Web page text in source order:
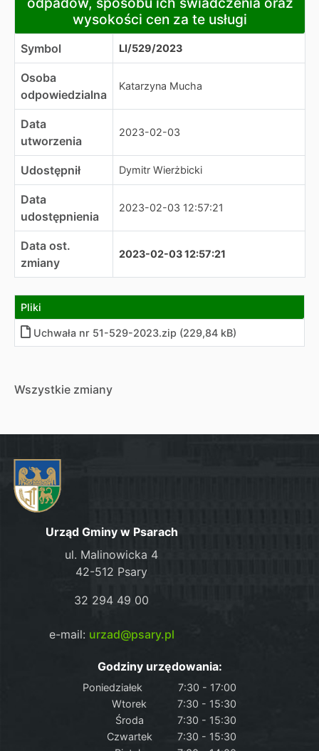
wysokości cen za te usługi
Symbol LI/529/2023
Osoba
odpowiedzialna
Katarzyna Mucha
Data
utworzenia
2023-02-03
Udostępnił Dymitr Wierżbicki
Data
udostępnienia
2023-02-03 12:57:21
Data ost.
zmiany
2023-02-03 12:57:21
Pliki
Uchwała nr 51-529-2023.zip (229,84 kB)
Wszystkie zmiany
Urząd Gminy w Psarach
ul. Malinowicka 4
42-512 Psary
32 294 49 00
e-mail: urzad@psary.pl
Godziny urzędowania:
Poniedziałek
7:30 - 17:00
Wtorek
7:30 - 15:30
Środa
7:30 - 15:30
Czwartek
7:30 - 15:30